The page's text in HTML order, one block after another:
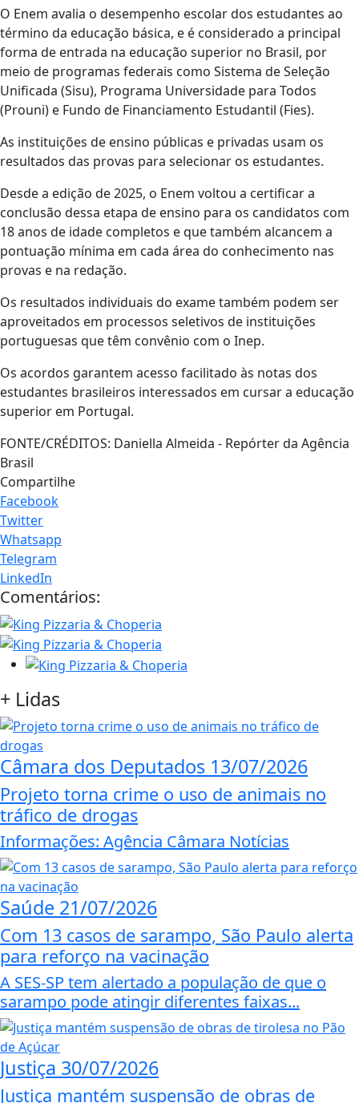
O Enem avalia o desempenho escolar dos estudantes ao
término da educação básica, e é considerado a principal
forma de entrada na educação superior no Brasil, por
meio de programas federais como Sistema de Seleção
Unificada (Sisu), Programa Universidade para Todos
(Prouni) e Fundo de Financiamento Estudantil (Fies).
As instituições de ensino públicas e privadas usam os
resultados das provas para selecionar os estudantes.
Desde a edição de 2025, o Enem voltou a certificar a
conclusão dessa etapa de ensino para os candidatos com
18 anos de idade completos e que também alcancem a
pontuação mínima em cada área do conhecimento nas
provas e na redação.
Os resultados individuais do exame também podem ser
aproveitados em processos seletivos de instituições
portuguesas que têm convênio com o Inep.
Os acordos garantem acesso facilitado às notas dos
estudantes brasileiros interessados em cursar a educação
superior em Portugal.
FONTE/CRÉDITOS: Daniella Almeida - Repórter da Agência
Brasil
Compartilhe
Facebook
Twitter
Whatsapp
Telegram
LinkedIn
Comentários:
+ Lidas
Câmara dos Deputados 13/07/2026
Projeto torna crime o uso de animais no
tráfico de drogas
Informações: Agência Câmara Notícias
Saúde 21/07/2026
Com 13 casos de sarampo, São Paulo alerta
para reforço na vacinação
A SES-SP tem alertado a população de que o
sarampo pode atingir diferentes faixas...
Justiça 30/07/2026
Justiça mantém suspensão de obras de